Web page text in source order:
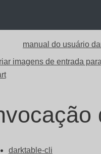
manual do usuário
imagens de entrada
darktable-cli